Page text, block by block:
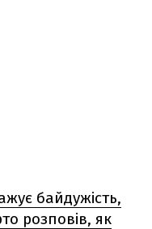
байдужість,
розповів, як